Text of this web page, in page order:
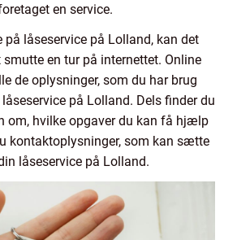
en service.
på låseservice på Lolland, kan det
en tur på internettet. Online
de oplysninger, som du har brug
på Lolland. Dels finder du
om, hvilke opgaver du kan få hjælp
kontaktoplysninger, som kan sætte
låseservice på Lolland.